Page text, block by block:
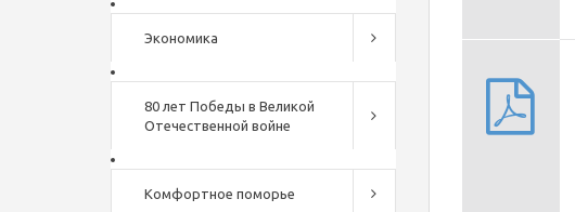
Экономика
80 лет Победы в Великой
Отечественной войне
Комфортное поморье